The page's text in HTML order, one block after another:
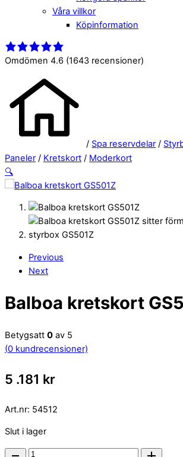
Våra villkor
Köpinformation
Close
Menu
Menu
Omdömen 4.6 (1643 recensioner)
/ Spa reservdelar /
Paneler / Kretskort / Moderkort
🔍
Previous
Next
Balboa kretskort
Betygsatt 0 av 5
(0 kundrecensioner)
5 .181 kr
Art.nr: 54512
Slut i lager
Balboa